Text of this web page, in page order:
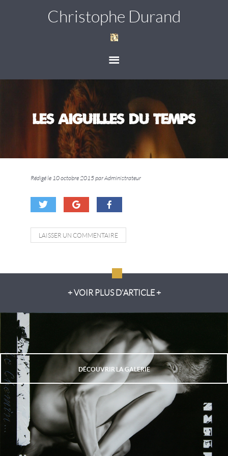
Christophe Durand
Les AIGUILLES du TEMPS
Rédigé le 10 octobre 2015 par Administrateur
LAISSER UN COMMENTAIRE
+ VOIR PLUS D'ARTICLE +
DÉCOUVRIR LA GALERIE